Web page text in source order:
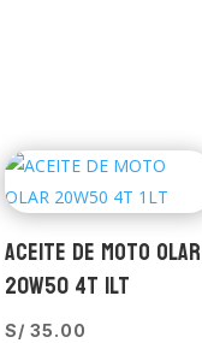
ACEITE DE MOTO OLAR
20W50 4T 1LT
S/ 35.00